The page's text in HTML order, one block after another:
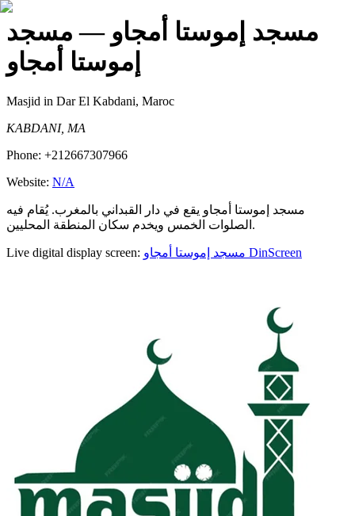
مسجد إموستا أمجاو — مسجد
إموستا أمجاو
Masjid in Dar El Kabdani, Maroc
KABDANI, MA
Phone: +212667307966
Website: N/A
مسجد إموستا أمجاو يقع في دار القبداني بالمغرب. يُقام فيه
الصلوات الخمس ويخدم سكان المنطقة المحليين.
Live digital display screen: مسجد إموستا أمجاو DinScreen